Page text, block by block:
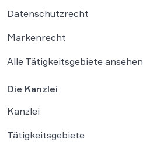
Datenschutzrecht
Markenrecht
Alle Tätigkeitsgebiete ansehen
Die Kanzlei
Kanzlei
Tätigkeitsgebiete